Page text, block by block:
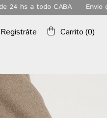
el pais a partir de los $180.000
Registráte Carrito (0)